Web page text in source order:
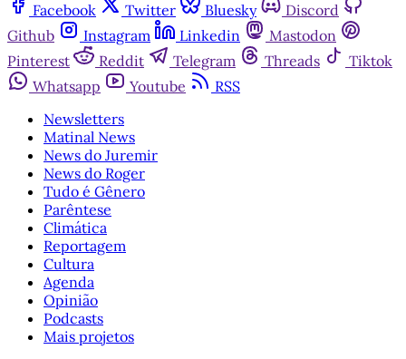
Facebook Twitter Bluesky
Discord
Github
Instagram Linkedin
Mastodon
Pinterest
Reddit Telegram Threads
Tiktok
Whatsapp
Youtube
RSS
Newsletters
Matinal News
News do Juremir
News do Roger
Tudo é Gênero
Parêntese
Climática
Reportagem
Cultura
Agenda
Opinião
Podcasts
Mais projetos